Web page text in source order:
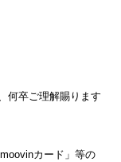
何卒ご理解賜ります
カード」等の